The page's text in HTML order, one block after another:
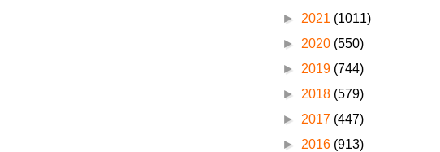
► 2021 (1011)
► 2020 (550)
► 2019 (744)
► 2018 (579)
► 2017 (447)
► 2016 (913)